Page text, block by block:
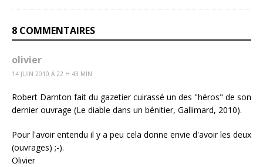
8 COMMENTAIRES
olivier
14 JUIN 2010 Á 22 H 43 MIN
Robert Darnton fait du gazetier cuirassé un des "héros" de son
dernier ouvrage (Le diable dans un bénitier, Gallimard, 2010).
Pour l'avoir entendu il y a peu cela donne envie d'avoir les deux
(ouvrages) ;-).
Olivier